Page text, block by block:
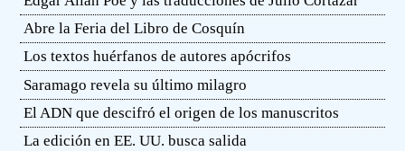
Abre la Feria del Libro de Cosquín
Los textos huérfanos de autores apócrifos
Saramago revela su último milagro
El ADN que descifró el origen de los manuscritos
La edición en EE. UU. busca salida